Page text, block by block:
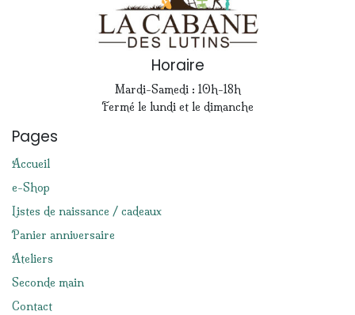
Horaire
Mardi-Samedi : 10h-18h
Fermé le lundi et le dimanche
Pages
Accueil
e-Shop
Listes de naissance / cadeaux
Panier anniversaire
Ateliers
Seconde main
Contact